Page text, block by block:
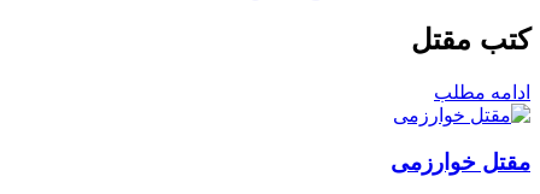
کتب مقتل
ادامه مطلب
مقتل خوارزمی